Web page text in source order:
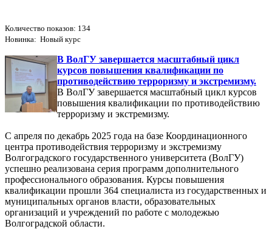
Количество показов: 134
Новинка: Новый курс
В ВолГУ завершается масштабный цикл
курсов повышения квалификации по
противодействию терроризму и экстремизму.
В ВолГУ завершается масштабный цикл курсов
повышения квалификации по противодействию
терроризму и экстремизму.
С апреля по декабрь 2025 года на базе Координационного
центра противодействия терроризму и экстремизму
Волгоградского государственного университета (ВолГУ)
успешно реализована серия программ дополнительного
профессионального образования. Курсы повышения
квалификации прошли 364 специалиста из государственных и
муниципальных органов власти, образовательных
организаций и учреждений по работе с молодежью
Волгоградской области.